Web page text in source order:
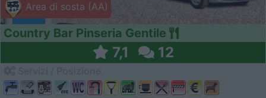
Area di sosta (AA)
Country Bar Pinseria Gentile
7,1 12